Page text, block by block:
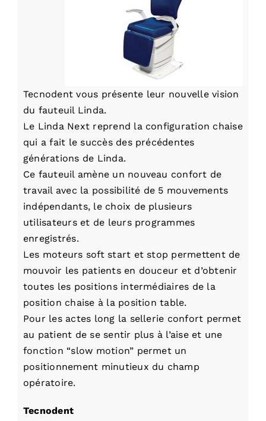
Tecnodent vous présente leur nouvelle vision
du fauteuil Linda.
Le Linda Next reprend la configuration chaise
qui a fait le succès des précédentes
générations de Linda.
Ce fauteuil amène un nouveau confort de
travail avec la possibilité de 5 mouvements
indépendants, le choix de plusieurs
utilisateurs et de leurs programmes
enregistrés.
Les moteurs soft start et stop permettent de
mouvoir les patients en douceur et d’obtenir
toutes les positions intermédiaires de la
position chaise à la position table.
Pour les actes long la sellerie confort permet
au patient de se sentir plus à l’aise et une
fonction “slow motion” permet un
positionnement minutieux du champ
opératoire.
Tecnodent